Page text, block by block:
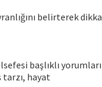
belirterek
başlıklı
hayat